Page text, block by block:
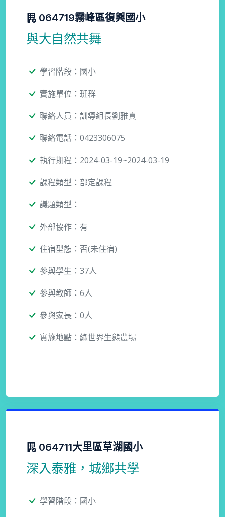
064719霧峰區復興國小
與大自然共舞
學習階段：國小
實施單位：班群
聯絡人員：訓導組長劉雅真
聯絡電話：0423306075
執行期程：2024-03-19~2024-03-19
課程類型：部定課程
議題類型：
外部協作：有
住宿型態：否(未住宿)
參與學生：37人
參與教師：6人
參與家長：0人
實施地點：綠世界生態農場
064711大里區草湖國小
深入泰雅，城鄉共學
學習階段：國小